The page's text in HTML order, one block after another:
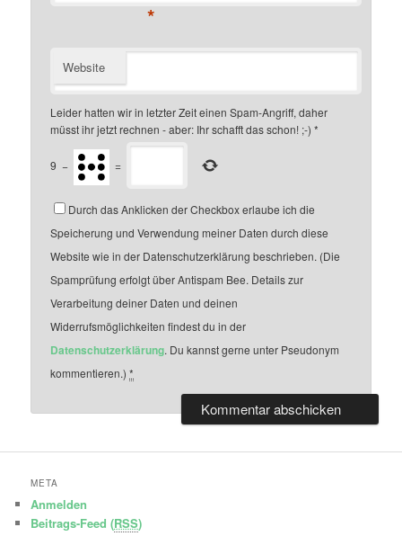
*
Website
Leider hatten wir in letzter Zeit einen Spam-Angriff, daher
müsst ihr jetzt rechnen - aber: Ihr schafft das schon! ;-) *
9 − =
Durch das Anklicken der Checkbox erlaube ich die
Speicherung und Verwendung meiner Daten durch diese
Website wie in der Datenschutzerklärung beschrieben. (Die
Spamprüfung erfolgt über Antispam Bee. Details zur
Verarbeitung deiner Daten und deinen
Widerrufsmöglichkeiten findest du in der
Datenschutzerklärung. Du kannst gerne unter Pseudonym
kommentieren.)*
META
Anmelden
Beitrags-Feed (RSS)